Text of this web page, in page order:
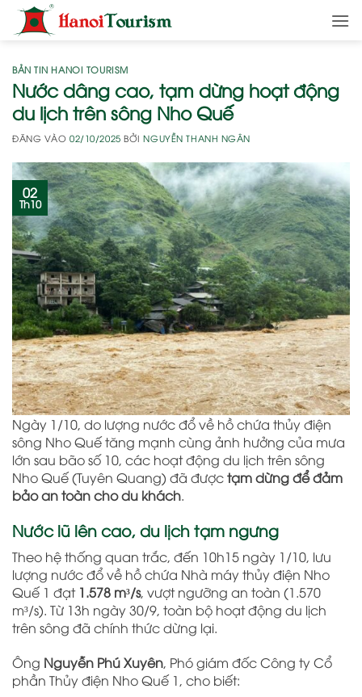
qua
dungBẢN TIN HANOI TOURISM
Nước dâng cao, tạm dừng hoạt động
du lịch trên sông Nho Quế
ĐĂNG VÀO02/10/2025 BỞINGUYỄN THANH NGÂN
02
Th10
Ngày 1/10, do lượng nước đổ về hồ chứa thủy điện
sông Nho Quế tăng mạnh cùng ảnh hưởng của mưa
lớn sau bão số 10, các hoạt động du lịch trên sông
Nho Quế (Tuyên Quang) đã đượctạm dừng để đảm
bảo an toàn cho du khách.
Nước lũ lên cao, du lịch tạm ngưng
Theo hệ thống quan trắc, đến 10h15 ngày 1/10, lưu
lượng nước đổ về hồ chứa Nhà máy thủy điện Nho
Quế 1 đạt 1.578 m³/s, vượt ngưỡng an toàn (1.570
m³/s). Từ 13h ngày 30/9, toàn bộ hoạt động du lịch
trên sông đã chính thức dừng lại.
Ông Nguyễn Phú Xuyên, Phó giám đốc Công ty Cổ
phần Thủy điện Nho Quế 1, cho biết: